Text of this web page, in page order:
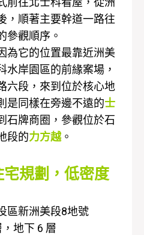
，順著主要幹道一路往
參觀順序。
為它的位置最靠近洲美
水岸園區的前緣案場，
六段，來到位於核心地
是同樣在旁邊不遠的士
石牌商圈，參觀位於石
段的力方越。
規劃，低密度
區新洲美段8地號
地下 6 層